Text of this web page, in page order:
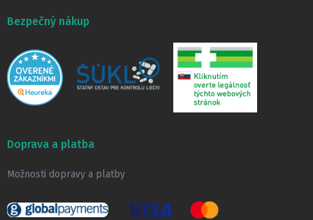
Bezpečný nákup
Doprava a platba
Možnosti dopravy a platby